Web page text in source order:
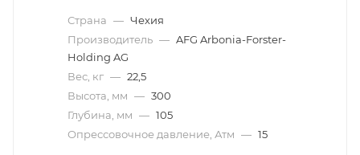
Страна — Чехия
Производитель — AFG Arbonia-Forster-
Holding AG
Вес, кг — 22,5
Высота, мм — 300
Глубина, мм — 105
Опрессовочное давление, Атм — 15